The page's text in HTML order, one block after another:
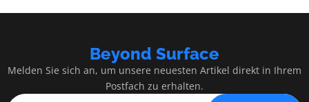
Beyond Surface
Melden Sie sich an, um unsere neuesten Artikel direkt in Ihrem
Postfach zu erhalten.